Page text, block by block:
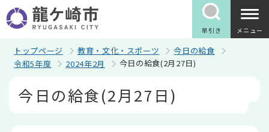
の
ペ
早引き メニュー
トップページ 教育・文化・スポーツ
今日の給食
令和5年度
2024年2月 今日の給食(2月27日)
今日の給食(2月27日)